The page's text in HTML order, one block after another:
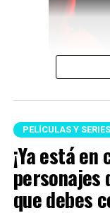
Netflix
Es preciso
están siendo muy
estos es la
soledad’,la cuál
títulos
A continuación,
PELÍCULAS Y SERIES
¡Ya está
que debes